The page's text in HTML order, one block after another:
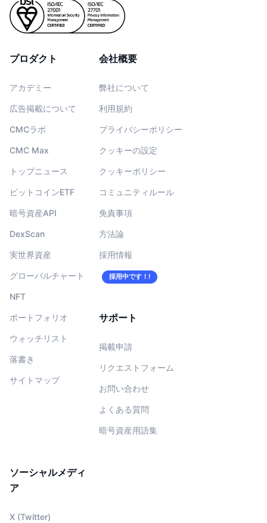
プロダクト
アカデミー
広告掲載について
CMCラボ
CMC Max
トップニュース
ビットコインETF
暗号資産API
DexScan
実世界資産
グローバルチャート
NFT
ポートフォリオ
ウォッチリスト
落書き
サイトマップ
会社概要
弊社について
利用規約
プライバシーポリシー
クッキーの設定
クッキーポリシー
コミュニティルール
免責事項
方法論
採用情報
採用中です！!
サポート
掲載申請
リクエストフォーム
お問い合わせ
よくある質問
暗号資産用語集
ソーシャルメディ
ア
X (Twitter)